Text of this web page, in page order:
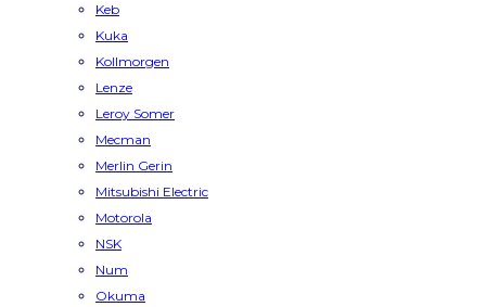
Keb
Kuka
Kollmorgen
Lenze
Leroy Somer
Mecman
Merlin Gerin
Mitsubishi Electric
Motorola
NSK
Num
Okuma